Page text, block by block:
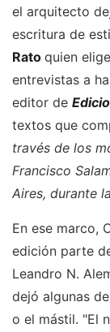
el arquitecto
escritura de
Rato quien
entrevistas a
editor de
textos que
través de los
Francisco
Aires, durante
En ese marco,
edición parte
Leandro N.
dejó algunas
o el mástil. "El